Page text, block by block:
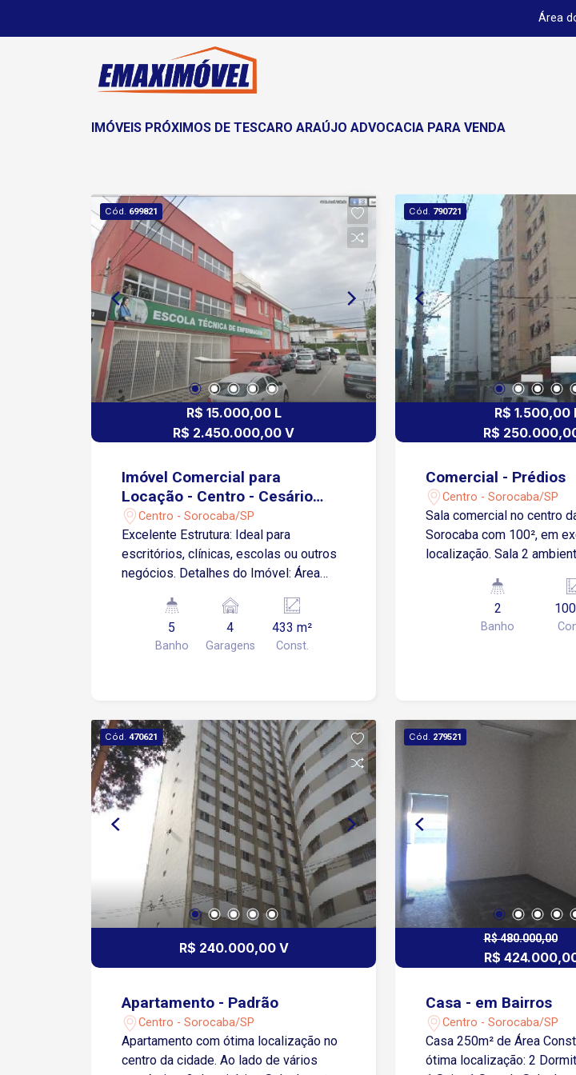
Área
IMÓVEIS PRÓXIMOS DE TESCARO ARAÚJO ADVOCACIA PARA VENDA
Cód. 699821
R$ 15.000,00 L
R$ 2.450.000,00 V
Imóvel Comercial para
Locação - Centro - Cesário
Mota
Centro - Sorocaba/SP
Excelente Estrutura: Ideal para
escritórios, clínicas, escolas ou outros
negócios. Detalhes do Imóvel: Área
Acesso pela Rua Prof. Toledo, com
vagas para veículos e motos.
Distribuição dos Espaços: Pavimento
de Luz Pavimento Superior: 05 Salas
de Reuniões 03 Sanitários Localização
Premium: Na esquina da Rua Cesário
Mota, ao lado do Colégio Padilha e
próximo à Praça Frei Baraúna (Fórum
Velho). Entre em contato para mais
informações ou para agendar uma
visita!
5
Banho
4
Garagens
433 m²
Const.
Cód. 790721
R$ 1.500,00
R$
Comercial - Prédios
Centro - Sorocaba/SP
Sala comercial no centro
Sorocaba com 100², em
localização. Sala 2 ambientes 2
casa ou chácara.
2
Banho
Cód. 470621
R$ 240.000,00 V
Apartamento - Padrão
Centro - Sorocaba/SP
Apartamento com ótima localização no
centro da cidade. Ao lado de vários
Cód. 279521
R$ 480.000,00
R$
Casa - em Bairros
Centro - Sorocaba/SP
Casa 250m² de Área
ótima localização: 2 Dormitórios sendo